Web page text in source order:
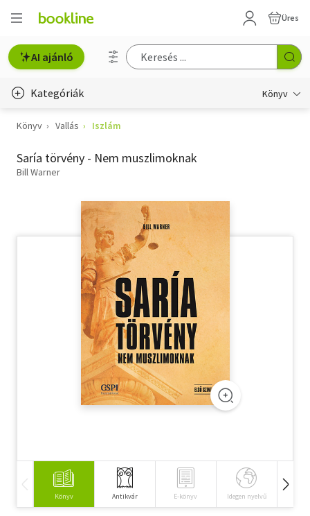
Üres
AI ajánló
Kategóriák Könyv
Életmód, egészség
Erotika
Hobbi, szabadidő
Szótár, nyelvkönyv
Tankönyv, segédkönyv
Társadalomtudomány
Könyv Vallás Iszlám
Saría törvény - Nem muszlimoknak
Bill Warner
Könyv Antikvár E-könyv Idegen nyelvű